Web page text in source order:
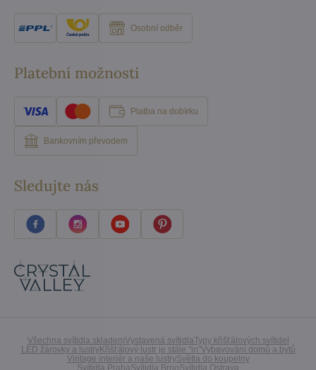
Osobní odběr
Platební možnosti
Platba na dobírku
Bankovním převodem
Sledujte nás
Všechna svítidla sklademVystavená svítidlaTypy křišťálových svítidel
LED žárovky a lustryKřišťálový lustr je stále "in"Vybavování domů a bytů
Vintage interiér a naše lustrySvětla do koupelny
Svítidla PrahaSvítidla BrnoSvítidla Ostrava